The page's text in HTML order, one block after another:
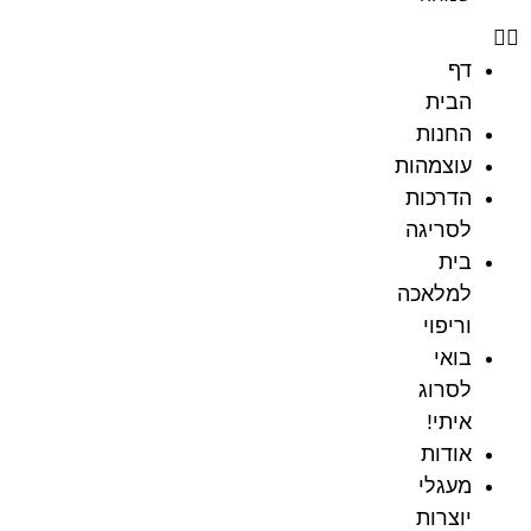
דף
הבית
החנות
עוצמהות
הדרכות
לסריגה
בית
למלאכה
וריפוי
בואי
לסרוג
איתי!
אודות
מעגלי
יוצרות